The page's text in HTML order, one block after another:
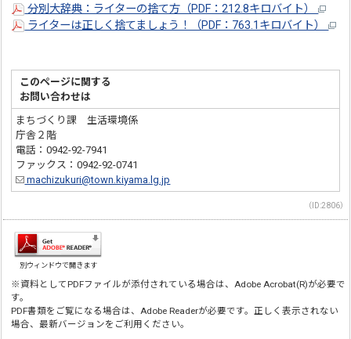
分別大辞典：ライターの捨て方（PDF：212.8キロバイト）
ライターは正しく捨てましょう！（PDF：763.1キロバイト）
このページに関する
お問い合わせは
まちづくり課 生活環境係
庁舎２階
電話：0942-92-7941
ファックス：0942-92-0741
machizukuri@town.kiyama.lg.jp
（ID:2806）
別ウィンドウで開きます
※資料としてPDFファイルが添付されている場合は、Adobe Acrobat(R)が必要で
す。
PDF書類をご覧になる場合は、Adobe Readerが必要です。正しく表示されない
場合、最新バージョンをご利用ください。